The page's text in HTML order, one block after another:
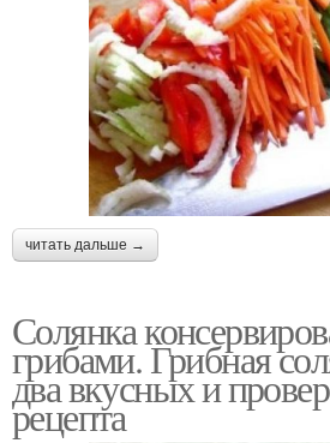
читать дальше →
Солянка
грибами. Грибная
два вкусных и
рецепта